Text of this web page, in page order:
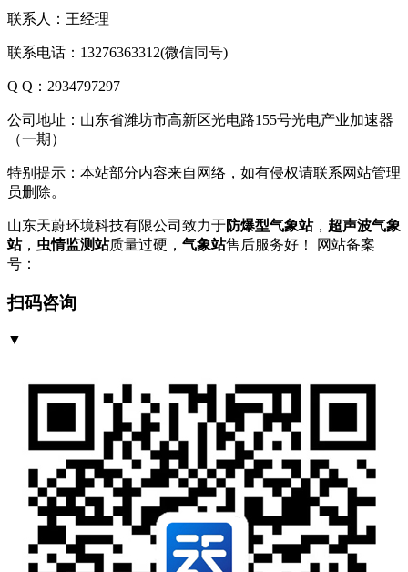
联系人：王经理
联系电话：13276363312(微信同号)
Q Q：2934797297
公司地址：山东省潍坊市高新区光电路155号光电产业加速器
（一期）
特别提示：本站部分内容来自网络，如有侵权请联系网站管理
员删除。
山东天蔚环境科技有限公司致力于防爆型气象站， 超声波气象
站， 虫情监测站质量过硬， 气象站售后服务好！ 网站备案
号：
扫码咨询
▼